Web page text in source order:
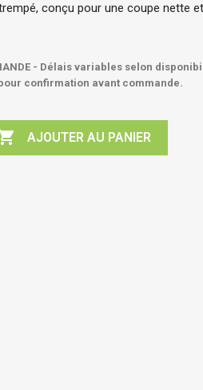
conçu pour une coupe nette
- Délais variables selon
confirmation avant commande.
AJOUTER AU PANIER